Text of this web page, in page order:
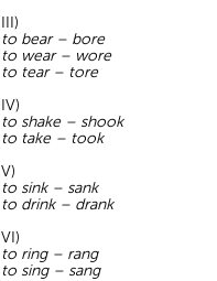
III)
to bear – bore
to wear – wore
to tear – tore
IV)
to shake – shook
to take – took
V)
to sink – sank
to drink – drank
VI)
to ring – rang
to sing – sang